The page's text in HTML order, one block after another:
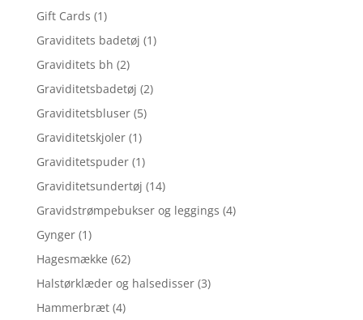
Gift Cards (1)
Graviditets badetøj (1)
Graviditets bh (2)
Graviditetsbadetøj (2)
Graviditetsbluser (5)
Graviditetskjoler (1)
Graviditetspuder (1)
Graviditetsundertøj (14)
Gravidstrømpebukser og leggings (4)
Gynger (1)
Hagesmække (62)
Halstørklæder og halsedisser (3)
Hammerbræt (4)